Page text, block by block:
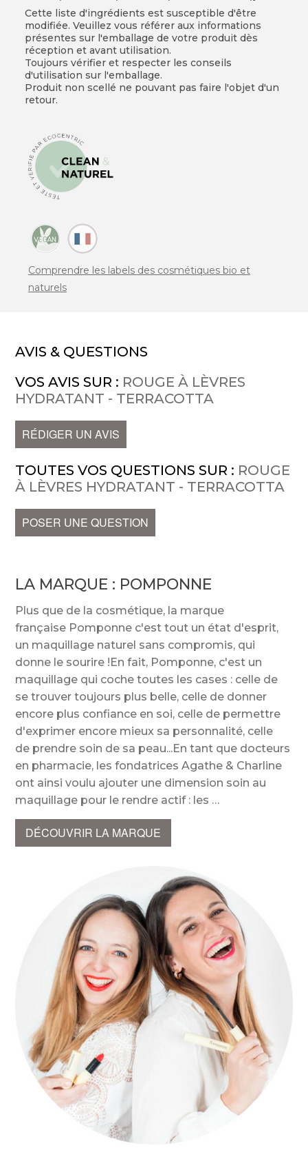
Cette liste d'ingrédients est susceptible d'être
modifiée. Veuillez vous référer aux informations
présentes sur l'emballage de votre produit dès
réception et avant utilisation.
Toujours vérifier et respecter les conseils
d'utilisation sur l'emballage.
Produit non scellé ne pouvant pas faire l'objet d'un
retour.
Comprendre les labels des cosmétiques bio et
naturels
AVIS & QUESTIONS
VOS AVIS SUR : ROUGE À LÈVRES
HYDRATANT - TERRACOTTA
RÉDIGER UN AVIS
TOUTES VOS QUESTIONS SUR : ROUGE
À LÈVRES HYDRATANT - TERRACOTTA
POSER UNE QUESTION
LA MARQUE : POMPONNE
Plus que de la cosmétique, la marque
française Pomponne c'est tout un état d'esprit,
un maquillage naturel sans compromis, qui
donne le sourire !En fait, Pomponne, c'est un
maquillage qui coche toutes les cases : celle de
se trouver toujours plus belle, celle de donner
encore plus confiance en soi, celle de permettre
d'exprimer encore mieux sa personnalité, celle
de prendre soin de sa peau...En tant que docteurs
en pharmacie, les fondatrices Agathe & Charline
ont ainsi voulu ajouter une dimension soin au
maquillage pour le rendre actif : les
DÉCOUVRIR LA MARQUE